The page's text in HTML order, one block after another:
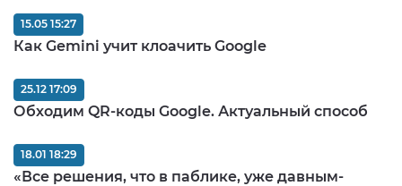
Как Gemini учит клоачить Google
15.05 15:27
Обходим QR-коды Google. Актуальный способ
25.12 17:09
«Все решения, что в паблике, уже давным-
18.01 18:29